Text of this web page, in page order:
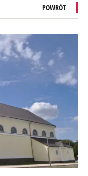
POWRÓT